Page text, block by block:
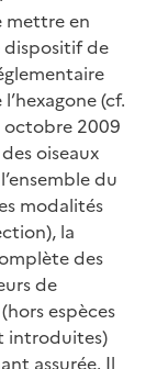
mettre en
dispositif de
(cf.
2009
oiseaux
du
modalités
la
des
de
espèces
introduites)
assurée. Il